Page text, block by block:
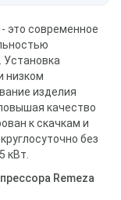
это современное
Установка
низком
изделия
качество
к скачкам и
без
кВт.
Remeza